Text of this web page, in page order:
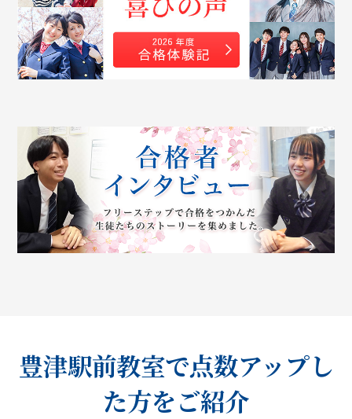
豊津駅前教室で点数アップし
た方をご紹介